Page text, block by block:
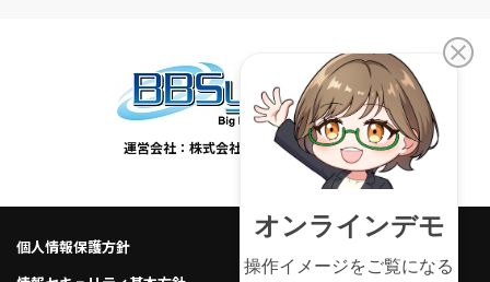
運営会社：株式会社ビービーシステム
個人情報保護方針
個人情報の取り扱い